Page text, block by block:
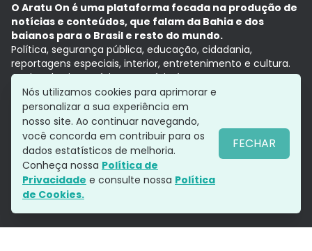
O Aratu On é uma plataforma focada na produção de
notícias e conteúdos, que falam da Bahia e dos
baianos para o Brasil e resto do mundo.
Política, segurança pública, educação, cidadania,
reportagens especiais, interior, entretenimento e cultura.
Aqui, tudo vira notícia e a notícia é no tempo presente,
com a credibilidade do Grupo Aratu.
Grupo Aratu
Política de privacidade
Siga-nos
Nós utilizamos cookies para aprimorar e
personalizar a sua experiência em
nosso site. Ao continuar navegando,
você concorda em contribuir para os
dados estatísticos de melhoria.
Conheça nossa Política de
Privacidade e consulte nossa Política
de Cookies.
FECHAR